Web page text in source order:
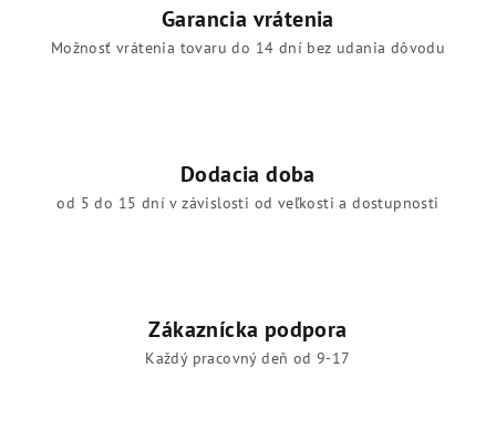
Garancia vrátenia
Možnosť vrátenia tovaru do 14 dní bez udania dôvodu
Dodacia doba
od 5 do 15 dní v závislosti od veľkosti a dostupnosti
Zákaznícka podpora
Každý pracovný deň od 9-17